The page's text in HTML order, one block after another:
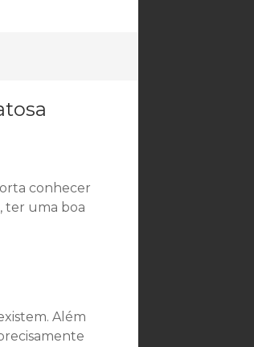
conhecer
ter uma boa
Além